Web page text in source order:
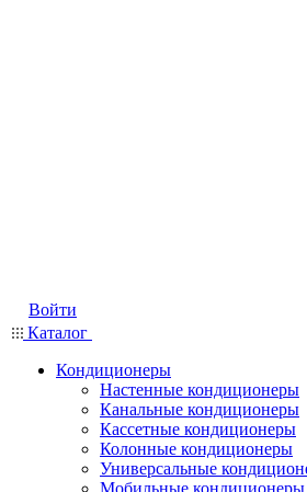
Войти
Каталог
Кондиционеры
Настенные кондиционеры
Канальные кондиционеры
Кассетные кондиционеры
Колонные кондиционеры
Универсальные
Мобильные кондиционеры